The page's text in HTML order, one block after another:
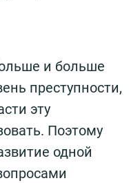
и больше
преступности,
эту
Поэтому
одной